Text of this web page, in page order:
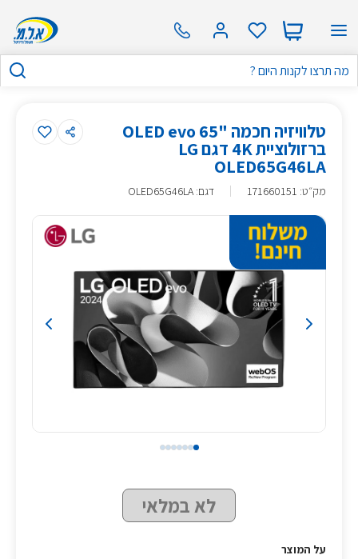
טלוויזיה חכמה "65 OLED evo
ברזולוציית 4K דגם LG
OLED65G46LA
מק״ט:
171660151 דגם: OLED65G46LA
לא במלאי
על המוצר